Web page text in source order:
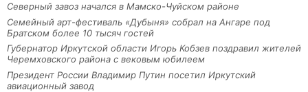
Северный завоз начался в Мамско-Чуйском районе
Семейный арт-фестиваль «Дубыня» собрал на Ангаре под
Братском более 10 тысяч гостей
Губернатор Иркутской области Игорь Кобзев поздравил жителей
Черемховского района с вековым юбилеем
Президент России Владимир Путин посетил Иркутский
авиационный завод